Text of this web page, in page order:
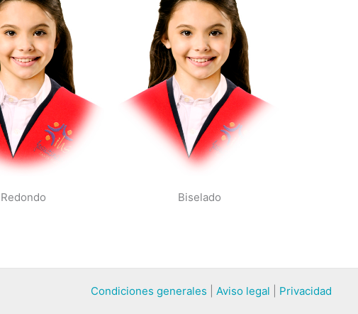
Redondo Biselado
Condiciones generales Aviso legal Privacidad